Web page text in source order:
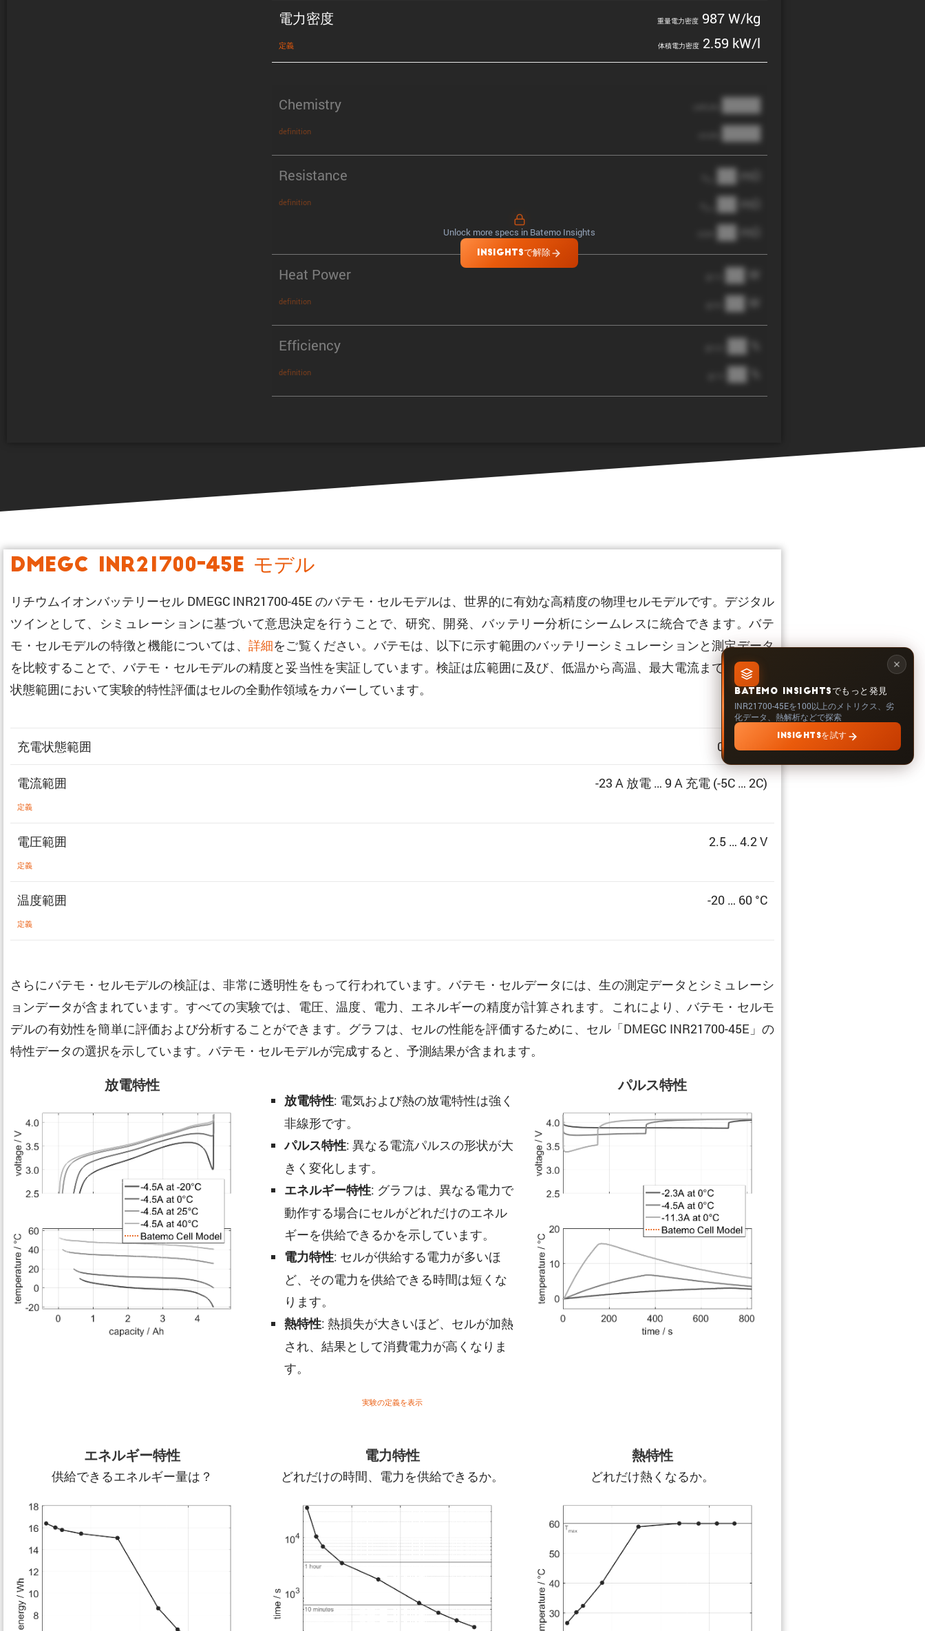
電力密度
定義
重量電力密度987 W/kg
体積電力密度2.59 kW/l
Chemistry
definition
████
████
Resistance
definition
██ mΩ
██ mΩ
██ mΩ
Heat Power
definition
██ W
██ W
Efficiency
definition
██ %
██ %
Unlock more specs in Batemo Insights
INSIGHTSで解除
BATEMO INSIGHTSでもっと発見
INR21700-45Eを100以上のメトリクス、劣
化データ、熱解析などで探索
INSIGHTSを試す
DMEGC INR21700-45E モデル
リチウムイオンバッテリーセル DMEGC INR21700-45E のバテモ・セルモデルは、世界的に有効な高精度の物理セルモデルです。デジタル
ツインとして、シミュレーションに基づいて意思決定を行うことで、研究、開発、バッテリー分析にシームレスに統合できます。バテ
モ・セルモデルの特徴と機能については、 詳細をご覧ください。バテモは、以下に示す範囲のバッテリーシミュレーションと測定データ
を比較することで、バテモ・セルモデルの精度と妥当性を実証しています。検証は広範囲に及び、低温から高温、最大電流まで、全充電
状態範囲において実験的特性評価はセルの全動作領域をカバーしています。
充電状態範囲 0 … 100%
電流範囲
定義
-23 A 放電 … 9 A 充電 (-5C … 2C)
電圧範囲
定義
2.5 … 4.2 V
温度範囲
定義
-20 … 60 °C
さらにバテモ・セルモデルの検証は、非常に透明性をもって行われています。バテモ・セルデータには、生の測定データとシミュレーシ
ョンデータが含まれています。すべての実験では、電圧、温度、電力、エネルギーの精度が計算されます。これにより、バテモ・セルモ
デルの有効性を簡単に評価および分析することができます。グラフは、セルの性能を評価するために、セル「DMEGC INR21700-45E」の
特性データの選択を示しています。バテモ・セルモデルが完成すると、予測結果が含まれます。
放電特性
放電特性: 電気および熱の放電特性は強く
非線形です。
パルス特性: 異なる電流パルスの形状が大
きく変化します。
エネルギー特性: グラフは、異なる電力で
動作する場合にセルがどれだけのエネル
ギーを供給できるかを示しています。
電力特性: セルが供給する電力が多いほ
ど、その電力を供給できる時間は短くな
ります。
熱特性: 熱損失が大きいほど、セルが加熱
され、結果として消費電力が高くなりま
す。
パルス特性
実験の定義を表示
エネルギー特性
供給できるエネルギー量は？
電力特性
どれだけの時間、電力を供給できるか。
熱特性
どれだけ熱くなるか。